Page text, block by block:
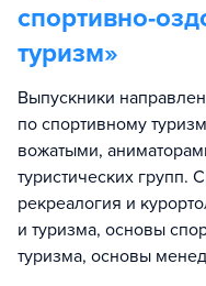
спортивно-
туризм»
Выпускники
по спортивному
вожатыми,
туристических
рекреалогия и
и туризма, основы
туризма, основы